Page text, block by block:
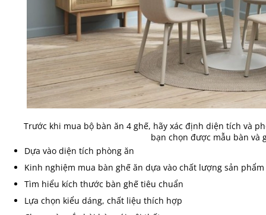
Trước khi mua bộ bàn ăn 4 ghế, hãy xác định diện tích và
bạn chọn được mẫu bàn và
Dựa vào diện tích phòng ăn
Kinh nghiệm mua bàn ghế ăn dựa vào chất lượng sản phẩm
Tìm hiểu kích thước bàn ghế tiêu chuẩn
Lựa chọn kiểu dáng, chất liệu thích hợp